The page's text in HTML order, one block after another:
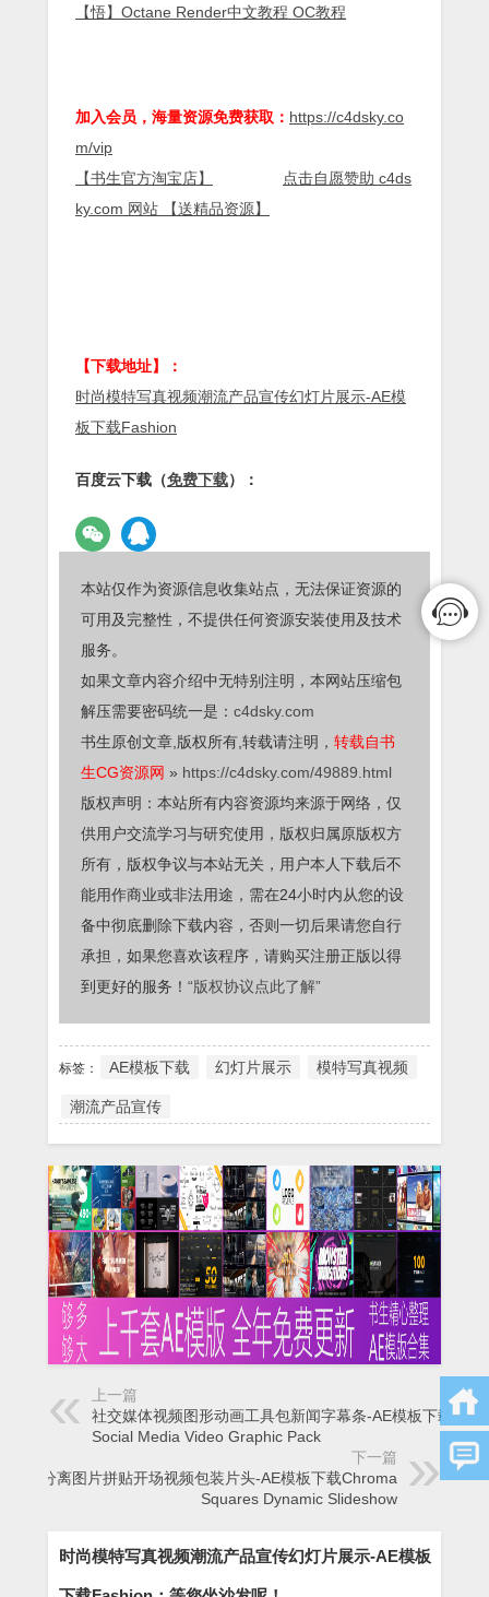
【悟】Octane Render中文教程 OC教程
加入会员，海量资源免费获取： https://c4dsky.co
m/vip
【书生官方淘宝店】
点击自愿赞助 c4ds
ky.com 网站 【送精品资源】
【下载地址】：
时尚模特写真视频潮流产品宣传幻灯片展示-AE模
板下载Fashion
百度云下载（免费下载）：
本站仅作为资源信息收集站点，无法保证资源的
可用及完整性，不提供任何资源安装使用及技术
服务。
如果文章内容介绍中无特别注明，本网站压缩包
解压需要密码统一是： c4dsky.com
书生原创文章,版权所有,转载请注明， 转载自书
生CG资源网 » https://c4dsky.com/49889.html
版权声明：本站所有内容资源均来源于网络，仅
供用户交流学习与研究使用，版权归属原版权方
所有，版权争议与本站无关，用户本人下载后不
能用作商业或非法用途，需在24小时内从您的设
备中彻底删除下载内容，否则一切后果请您自行
承担，如果您喜欢该程序，请购买注册正版以得
到更好的服务！ “版权协议点此了解”
标签： AE模板下载 幻灯片展示 模特写真视频
潮流产品宣传
上一篇
社交媒体视频图形动画工具包新闻字幕条-AE模板下载
Social Media Video Graphic Pack
下一篇
色彩分离图片拼贴开场视频包装片头-AE模板下载Chroma
Squares Dynamic Slideshow
时尚模特写真视频潮流产品宣传幻灯片展示-AE模板